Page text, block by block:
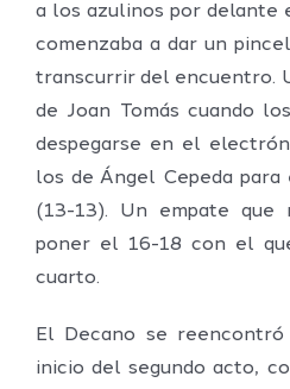
a los azulinos por delante
comenzaba a dar un
transcurrir del encuentro.
de Joan Tomás cuando
despegarse en el
los de Ángel Cepeda
(13-13). Un empate que
poner el 16-18 con el
cuarto.
El Decano se
inicio del segundo acto,